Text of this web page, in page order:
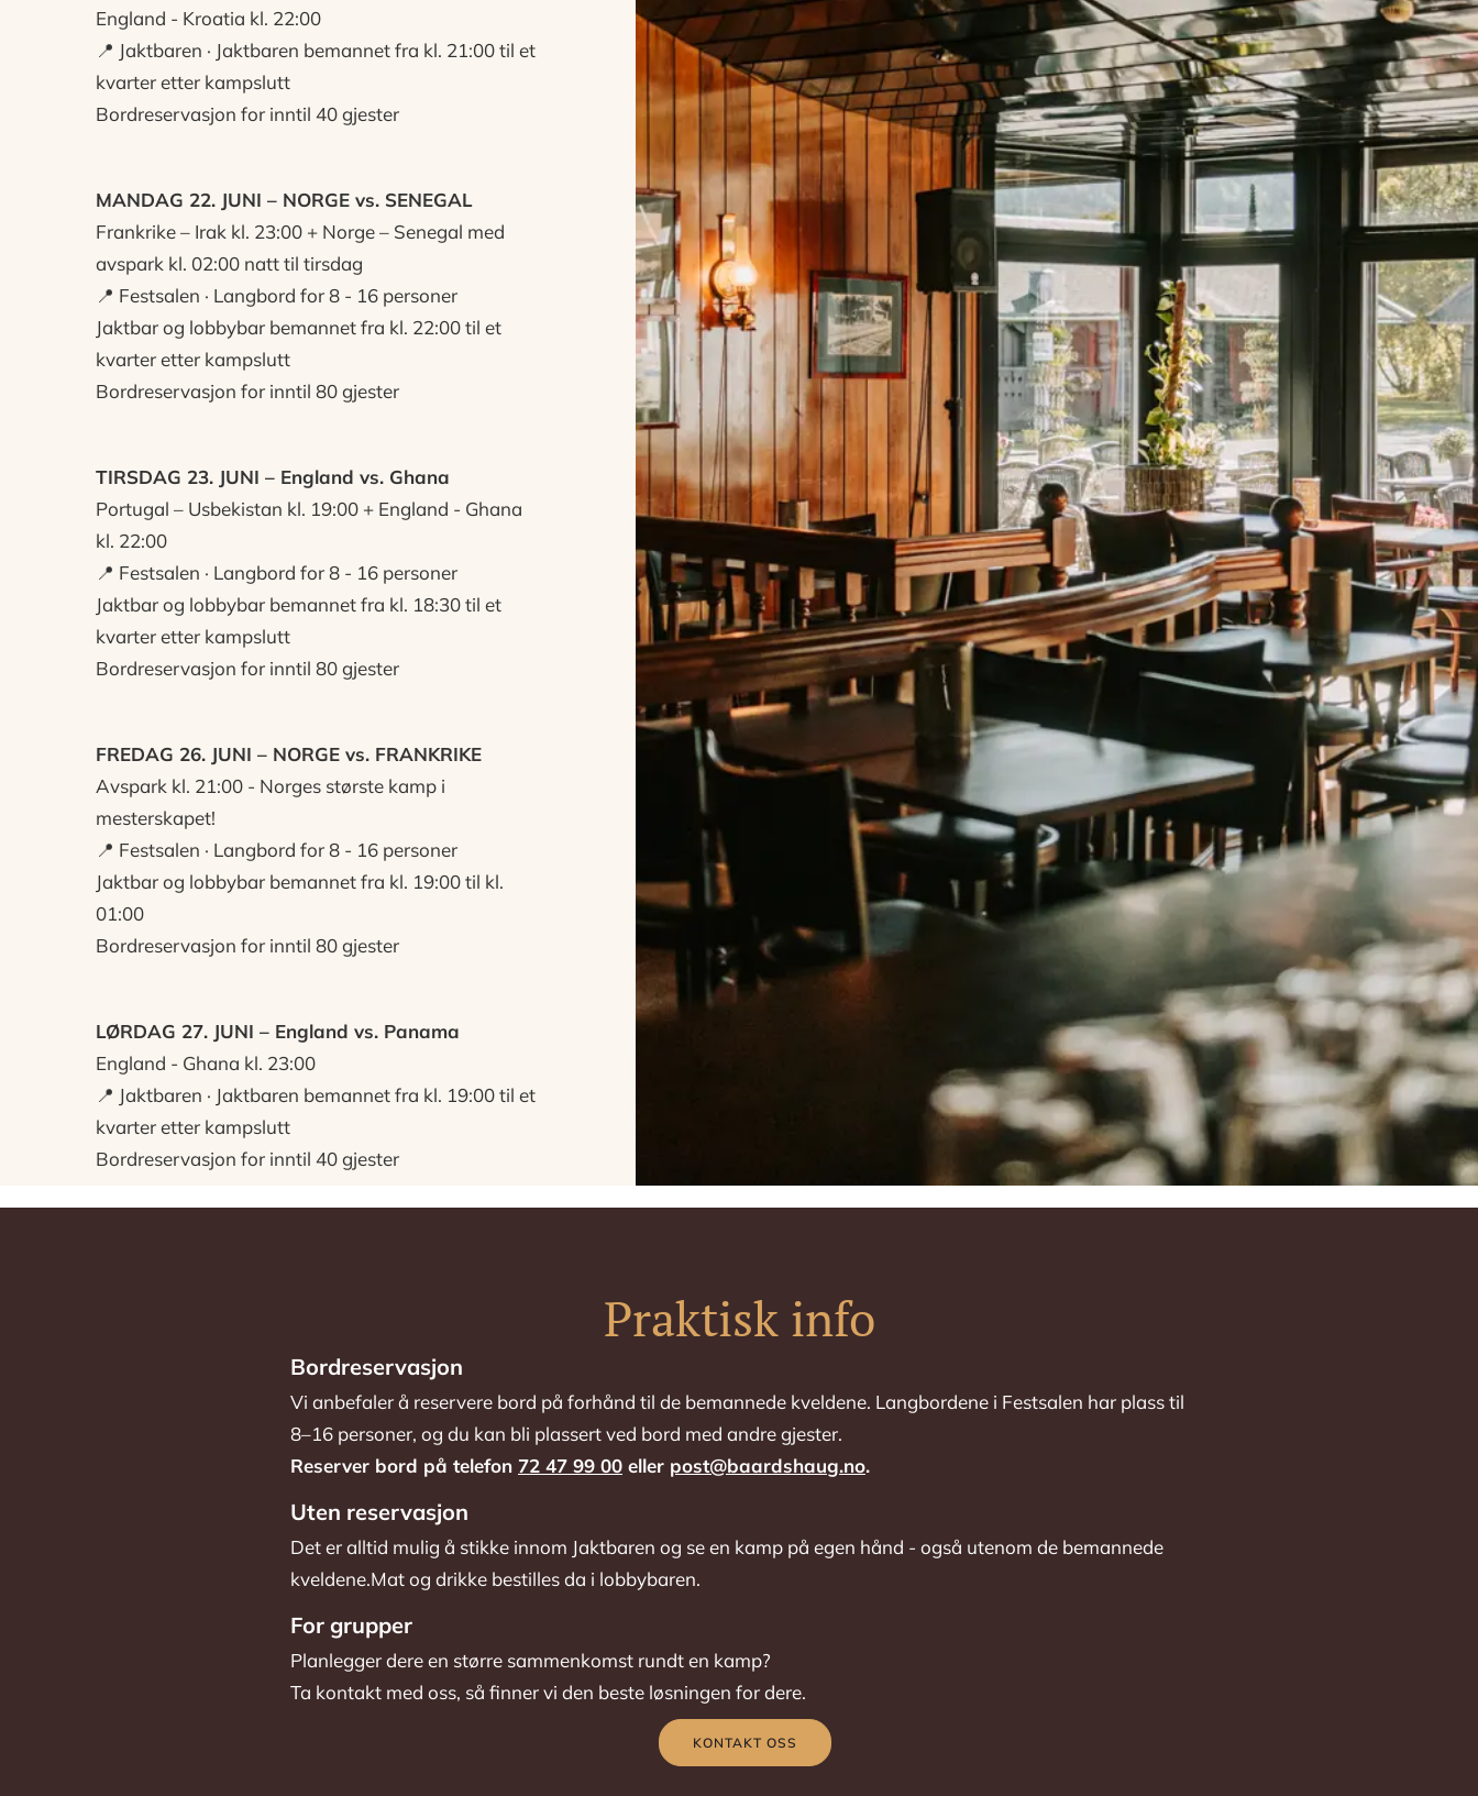
England - Kroatia kl. 22:00
📍 Jaktbaren · Jaktbaren bemannet fra kl. 21:00 til et
kvarter etter kampslutt
Bordreservasjon for inntil 40 gjester
MANDAG 22. JUNI – NORGE vs. SENEGAL
Frankrike – Irak kl. 23:00 + Norge – Senegal med
avspark kl. 02:00 natt til tirsdag
📍 Festsalen · Langbord for 8 - 16 personer
Jaktbar og lobbybar bemannet fra kl. 22:00 til et
kvarter etter kampslutt
Bordreservasjon for inntil 80 gjester
TIRSDAG 23. JUNI – England vs. Ghana
Portugal – Usbekistan kl. 19:00 + England - Ghana
kl. 22:00
📍 Festsalen · Langbord for 8 - 16 personer
Jaktbar og lobbybar bemannet fra kl. 18:30 til et
kvarter etter kampslutt
Bordreservasjon for inntil 80 gjester
FREDAG 26. JUNI – NORGE vs. FRANKRIKE
Avspark kl. 21:00 - Norges største kamp i
mesterskapet!
📍 Festsalen · Langbord for 8 - 16 personer
Jaktbar og lobbybar bemannet fra kl. 19:00 til kl.
01:00
Bordreservasjon for inntil 80 gjester
LØRDAG 27. JUNI – England vs. Panama
England - Ghana kl. 23:00
📍 Jaktbaren · Jaktbaren bemannet fra kl. 19:00 til et
kvarter etter kampslutt
Bordreservasjon for inntil 40 gjester
Praktisk info
Bordreservasjon
Vi anbefaler å reservere bord på forhånd til de bemannede kveldene. Langbordene i Festsalen har plass til
8–16 personer, og du kan bli plassert ved bord med andre gjester.
Reserver bord på telefon 72 47 99 00 eller post@baardshaug.no.
Uten reservasjon
Det er alltid mulig å stikke innom Jaktbaren og se en kamp på egen hånd - også utenom de bemannede
kveldene.Mat og drikke bestilles da i lobbybaren.
For grupper
Planlegger dere en større sammenkomst rundt en kamp?
Ta kontakt med oss, så finner vi den beste løsningen for dere.
KONTAKT OSS